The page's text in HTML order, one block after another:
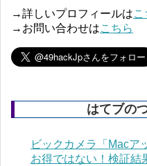
→詳しいプロフィールはこ
→お問い合わせはこちら
はてブの
ビックカメラ「Macア
お得ではない！検証結